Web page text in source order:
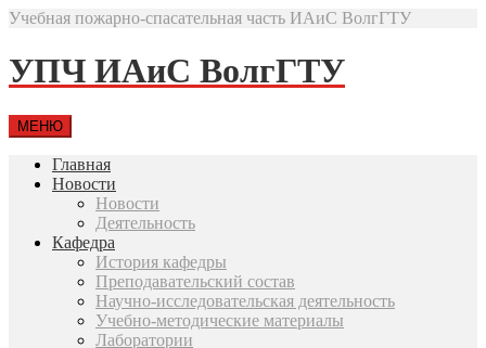
Учебная пожарно-спасательная часть ИАиС ВолгГТУ
УПЧ ИАиС ВолгГТУ
МЕНЮ
Главная
Новости
Новости
Деятельность
Кафедра
История кафедры
Преподавательский состав
Научно-исследовательская деятельность
Учебно-методические материалы
Лаборатории